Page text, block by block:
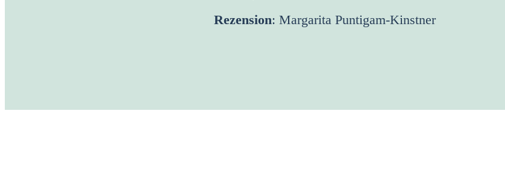
Rezen­si­on: Mar­ga­ri­ta Pun­ti­gam-Kinst­ner